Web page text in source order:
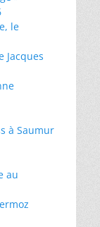
le
Jacques
à Saumur
au